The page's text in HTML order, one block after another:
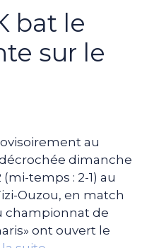
bat le
sur le
au
dimanche
temps : 2-1) au
Ouzou, en match
championnat de
ont ouvert le